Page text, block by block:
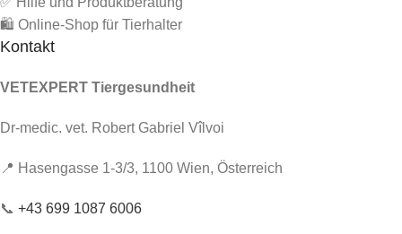
🛍️ Online-Shop für Tierhalter
Kontakt
VETEXPERT Tiergesundheit
Dr-medic. vet. Robert Gabriel Vîlvoi
📍 Hasengasse 1-3/3, 1100 Wien, Österreich
📞 +43 699 1087 6006